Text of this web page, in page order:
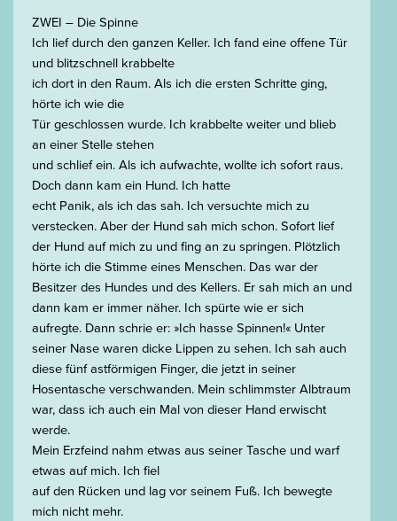
ZWEI – Die Spinne
Ich lief durch den ganzen Keller. Ich fand eine offene Tür
und blitzschnell krabbelte
ich dort in den Raum. Als ich die ersten Schritte ging,
hörte ich wie die
Tür geschlossen wurde. Ich krabbelte weiter und blieb
an einer Stelle stehen
und schlief ein. Als ich aufwachte, wollte ich sofort raus.
Doch dann kam ein Hund. Ich hatte
echt Panik, als ich das sah. Ich versuchte mich zu
verstecken. Aber der Hund sah mich schon. Sofort lief
der Hund auf mich zu und fing an zu springen. Plötzlich
hörte ich die Stimme eines Menschen. Das war der
Besitzer des Hundes und des Kellers. Er sah mich an und
dann kam er immer näher. Ich spürte wie er sich
aufregte. Dann schrie er: »Ich hasse Spinnen!« Unter
seiner Nase waren dicke Lippen zu sehen. Ich sah auch
diese fünf astförmigen Finger, die jetzt in seiner
Hosentasche verschwanden. Mein schlimmster Albtraum
war, dass ich auch ein Mal von dieser Hand erwischt
werde.
Mein Erzfeind nahm etwas aus seiner Tasche und warf
etwas auf mich. Ich fiel
auf den Rücken und lag vor seinem Fuß. Ich bewegte
mich nicht mehr.